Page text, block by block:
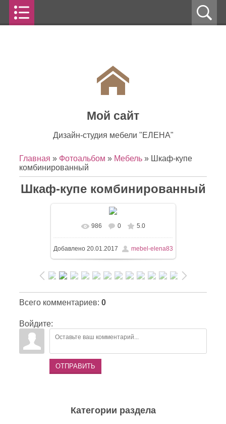
Мой сайт
Дизайн-студия мебели "ЕЛЕНА"
Главная » Фотоальбом » Мебель » Шкаф-купе
комбинированный
Шкаф-купе комбинированный
В реальном размере 1063x1500
99.6Kb
986 0 5.0
Добавлено20.01.2017 mebel-elena83
Всего комментариев: 0
Войдите:
ОТПРАВИТЬ
Категории раздела